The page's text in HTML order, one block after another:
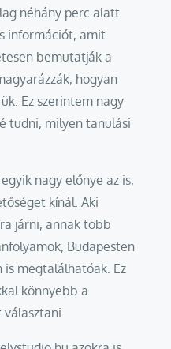
néhány perc alatt
információt, amit
bemutatják a
hogyan
Ez szerintem nagy
tudni, milyen tanulási
nagy előnye az is,
kínál. Aki
járni, annak több
Budapesten
megtalálhatóak. Ez
könnyebb a
választani.